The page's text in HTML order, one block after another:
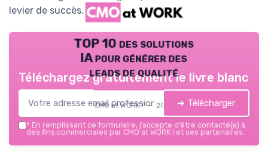
levier de succès.
TOP 10 des solutions
IA pour générer des
leads de qualité
CMO at WORK ! — 2026
Téléchargez gratuitement le livre blanc
➔ Télécharger
* En remplissant ce formulaire, j’accepte d’être contacté(e) à
des fins commerciales par CMO at WORK ! et ses partenaires.